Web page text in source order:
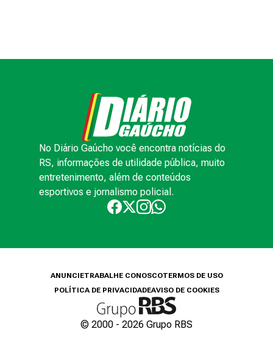
No Diário Gaúcho você encontra notícias do
RS, informações de utilidade pública, muito
entretenimento, além de conteúdos
esportivos e jornalismo policial.
ANUNCIETRABALHE CONOSCOTERMOS DE USO
POLÍTICA DE PRIVACIDADEAVISO DE COOKIES
© 2000 - 2026 Grupo RBS